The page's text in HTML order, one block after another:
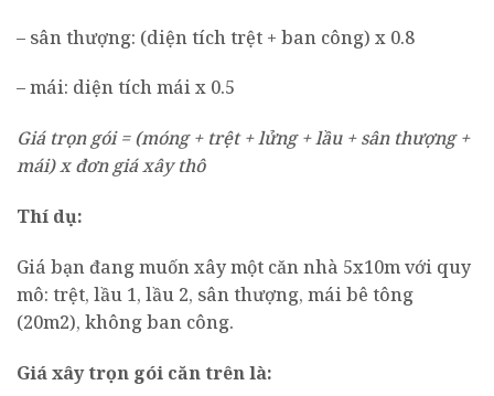
– sân thượng: (diện tích trệt + ban công) x 0.8
– mái: diện tích mái x 0.5
Giá trọn gói = (móng + trệt + lửng + lầu + sân thượng +
mái) x đơn giá xây thô
Thí dụ:
Giá bạn đang muốn xây một căn nhà 5x10m với quy
mô: trệt, lầu 1, lầu 2, sân thượng, mái bê tông
(20m2), không ban công.
Giá xây trọn gói căn trên là: